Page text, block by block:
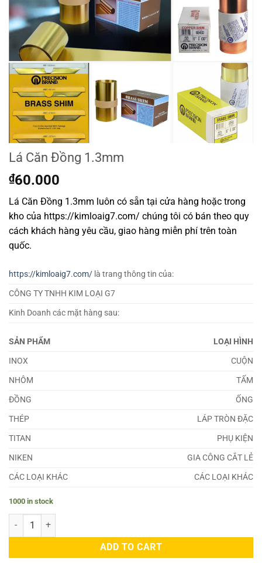
Lá Căn Đồng 1.3mm
₫60.000
Lá Căn Đồng 1.3mm luôn có sẵn tại cửa hàng hoặc trong
kho của https://kimloaig7.com/ chúng tôi có bán theo quy
cách khách hàng yêu cầu, giao hàng miễn phí trên toàn
quốc.
https://kimloaig7.com/ là trang thông tin của:
CÔNG TY TNHH KIM LOẠI G7
Kinh Doanh các mặt hàng sau:
SẢN PHẨM
LOẠI HÌNH
INOX
CUỘN
NHÔM
TẤM
ĐỒNG
ỐNG
THÉP
LÁP TRÒN ĐẶC
TITAN
PHỤ KIỆN
NIKEN
GIA CÔNG CẮT LẺ
CÁC LOẠI KHÁC
CÁC LOẠI KHÁC
1000 in stock
Lá Căn Đồng 1.3mm quantity
ADD TO CART